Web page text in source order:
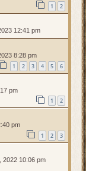
1 2
12:41 pm
8:28 pm
1 2 3 4 5 6
pm
1 2
pm
1 2 3
2022 10:06 pm